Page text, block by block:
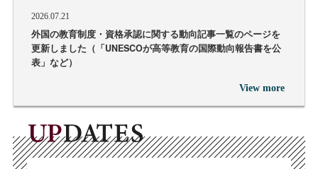
2026.07.21
外国の教育制度・資格承認に関する動向記事一覧のページを
更新しました（「UNESCOが高等教育の国際動向報告書を公
表」など）
View more